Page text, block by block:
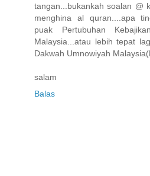
tangan...bukankah soalan @
menghina al quran....apa
puak Pertubuhan
Malaysia...atau lebih tepat
Dakwah Umnowiyah
salam
Balas